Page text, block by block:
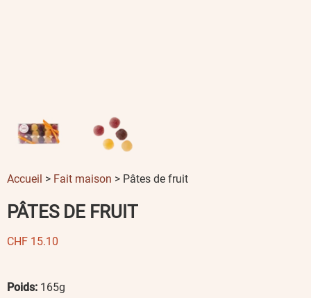
Accueil > Fait maison > Pâtes de fruit
PÂTES DE FRUIT
CHF 15.10
Poids: 165g